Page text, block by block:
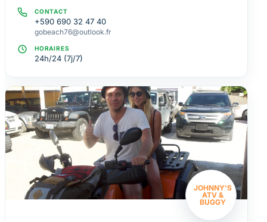
CONTACT
+590 690 32 47 40
gobeach76@outlook.fr
HORAIRES
24h/24 (7j/7)
JOHNNY'S
ATV &
BUGGY